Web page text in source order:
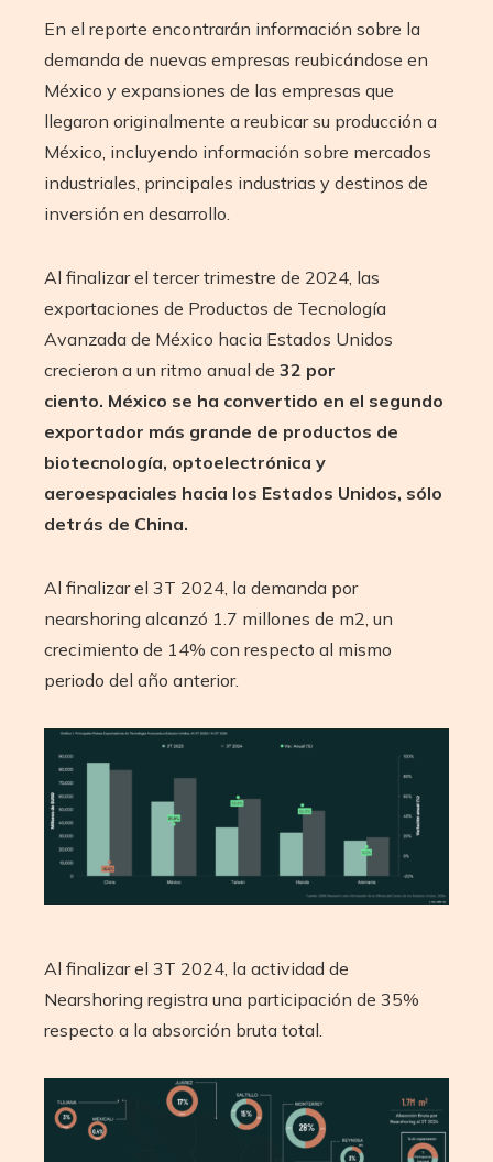
En el reporte encontrarán información sobre la
demanda de nuevas empresas reubicándose en
México y expansiones de las empresas que
llegaron originalmente a reubicar su producción a
México, incluyendo información sobre mercados
industriales, principales industrias y destinos de
inversión en desarrollo.
Al finalizar el tercer trimestre de 2024, las
exportaciones de Productos de Tecnología
Avanzada de México hacia Estados Unidos
crecieron a un ritmo anual de 32 por
ciento. México se ha convertido en el segundo
exportador más grande de productos de
biotecnología, optoelectrónica y
aeroespaciales hacia los Estados Unidos, sólo
detrás de China.
Al finalizar el 3T 2024, la demanda por
nearshoring alcanzó 1.7 millones de m2, un
crecimiento de 14% con respecto al mismo
periodo del año anterior.
Al finalizar el 3T 2024, la actividad de
Nearshoring registra una participación de 35%
respecto a la absorción bruta total.